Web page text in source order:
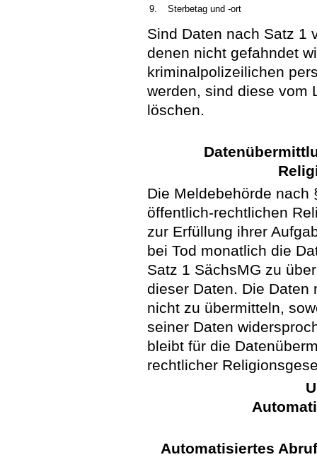
9.
Sterbetag und -ort
Sind Daten nach Satz 1
denen nicht gefahndet
kriminalpolizeilichen
werden, sind diese vom
löschen.
Die Meldebehörde nach
öffentlich-rechtlichen
zur Erfüllung ihrer
bei Tod monatlich die
Satz 1 SächsMG zu
dieser Daten. Die Daten
nicht zu übermitteln,
seiner Daten
bleibt für die
rechtlicher
Automatisiertes